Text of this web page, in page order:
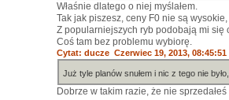
Właśnie dlatego o niej myślałem.
Tak jak piszesz, ceny F0 nie są
Z popularniejszych ryb podobają mi się
Coś tam bez problemu wybiorę.
Cytat: ducze Czerwiec 19, 2013, 08:45:51
Już tyle planów snułem i nic z tego nie
Dobrze w takim razie, że nie